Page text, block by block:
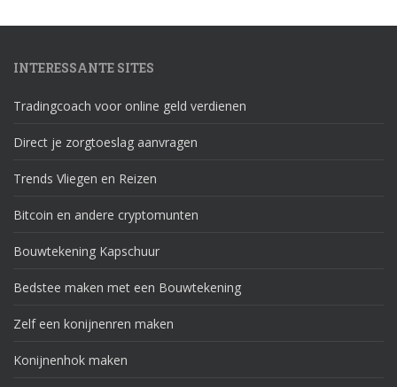
INTERESSANTE SITES
Tradingcoach voor online geld verdienen
Direct je zorgtoeslag aanvragen
Trends Vliegen en Reizen
Bitcoin en andere cryptomunten
Bouwtekening Kapschuur
Bedstee maken met een Bouwtekening
Zelf een konijnenren maken
Konijnenhok maken